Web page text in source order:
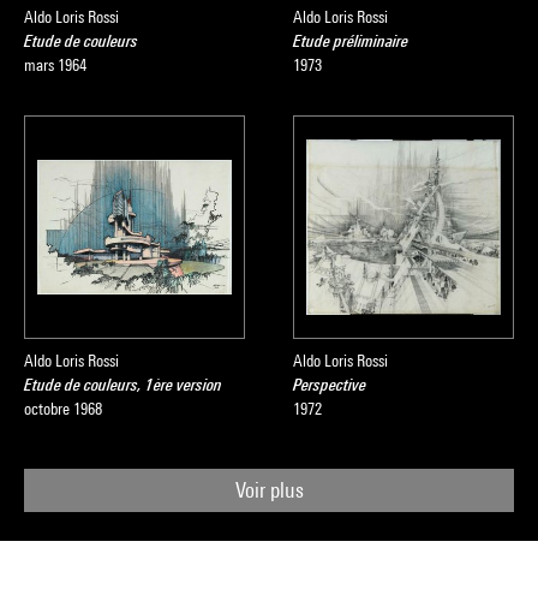
Aldo Loris Rossi
Etude de couleurs
mars 1964
Aldo Loris Rossi
Etude préliminaire
1973
Aldo Loris Rossi
Etude de couleurs, 1ère version
octobre 1968
Aldo Loris Rossi
Perspective
1972
Voir plus